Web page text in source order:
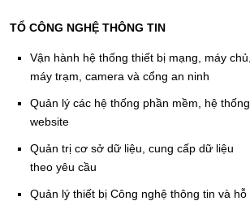
TỔ CÔNG NGHỆ THÔNG TIN
Vận hành hệ thống thiết bị mạng, máy chủ,
máy trạm, camera và cổng an ninh
Quản lý các hệ thống phần mềm, hệ thống
website
Quản trị cơ sở dữ liệu, cung cấp dữ liệu
theo yêu cầu
Quản lý thiết bị Công nghệ thông tin và hỗ